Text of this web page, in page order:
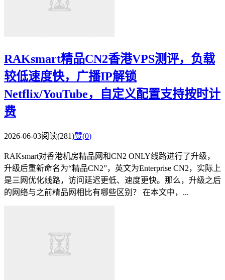
RAKsmart精品CN2香港VPS测评，负载
较低速度快，广播IP解锁
Netflix/YouTube，自定义配置支持按时计
费
2026-06-03阅读(281)赞(0)
RAKsmart对香港机房精品网和CN2 ONLY线路进行了升级，
升级后重新命名为“精品CN2”，英文为Enterprise CN2，实际上
是三网优化线路，访问延迟更低、速度更快。那么，升级之后
的网络与之前精品网相比有哪些区别？ 在本文中，...